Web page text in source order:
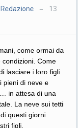
Redazione —
13
come ormai da
Come
lasciare i loro figli
pieni di neve e
in attesa di una
La neve sui tetti
questi giorni
figli.